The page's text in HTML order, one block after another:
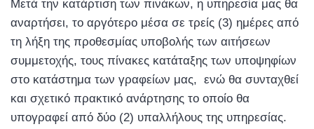
Μετά την κατάρτιση των πινάκων, η υπηρεσία μας θα
αναρτήσει, το αργότερο μέσα σε τρείς (3) ημέρες από
τη λήξη της προθεσμίας υποβολής των αιτήσεων
συμμετοχής, τους πίνακες κατάταξης των υποψηφίων
στο κατάστημα των γραφείων μας, ενώ θα συνταχθεί
και σχετικό πρακτικό ανάρτησης το οποίο θα
υπογραφεί από δύο (2) υπαλλήλους της υπηρεσίας.